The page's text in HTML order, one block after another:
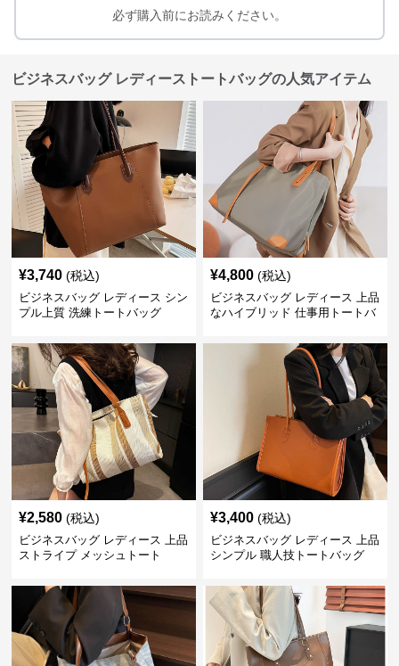
必ず購入前にお読みください。
ビジネスバッグ レディーストートバッグの人気アイテム
¥3,740 (税込)
ビジネスバッグ レディース シン
プル上質 洗練トートバッグ
¥4,800 (税込)
ビジネスバッグ レディース 上品
なハイブリッド 仕事用トートバ
¥2,580 (税込)
ビジネスバッグ レディース 上品
ストライプ メッシュトート
¥3,400 (税込)
ビジネスバッグ レディース 上品
シンプル 職人技トートバッグ